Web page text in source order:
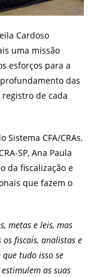
Cardoso
uma missão
esforços para a
das
registro de cada
Sistema CFA/CRAs,
SP, Ana Paula
da fiscalização e
que fazem o
metas e leis, mas
os fiscais, analistas e
tudo isso se
as suas